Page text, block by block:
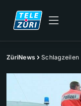
ZüriNews Schlagzeilen